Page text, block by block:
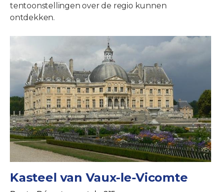
tentoonstellingen over de regio kunnen
ontdekken.
Kasteel van Vaux-le-Vicomte